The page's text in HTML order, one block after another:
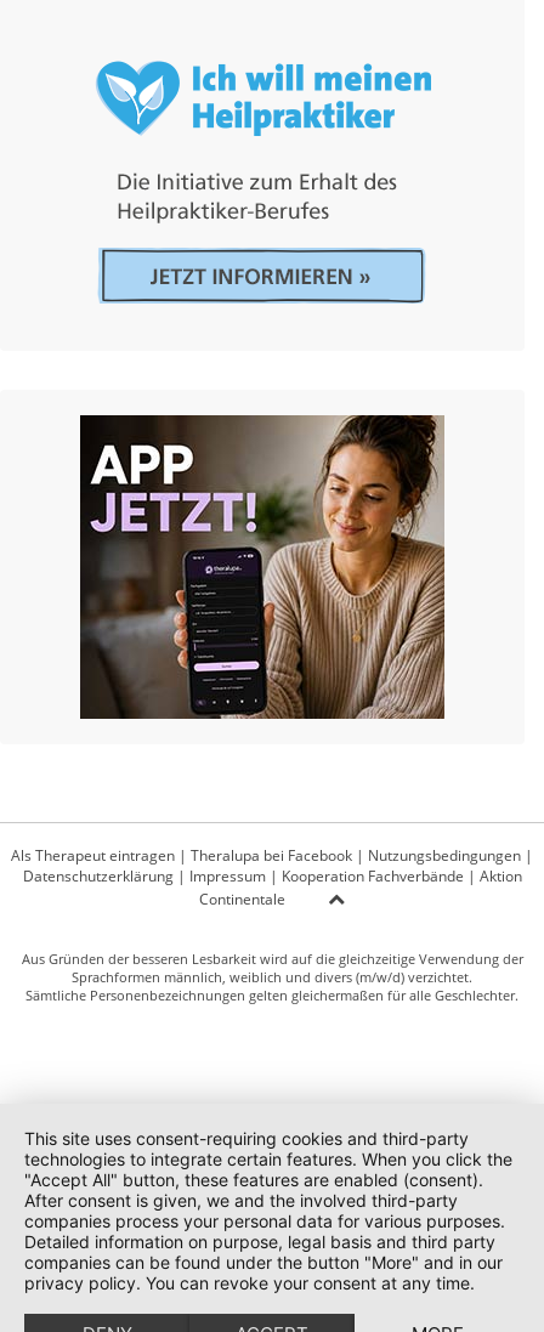
Als Therapeut eintragen | Theralupa bei Facebook | Nutzungsbedingungen |
Datenschutzerklärung| Impressum| Kooperation Fachverbände | Aktion
Continentale
Aus Gründen der besseren Lesbarkeit wird auf die gleichzeitige Verwendung der
Sprachformen männlich, weiblich und divers (m/w/d) verzichtet.
Sämtliche Personenbezeichnungen gelten gleichermaßen für alle Geschlechter.
This site uses consent-requiring cookies and third-party
technologies to integrate certain features. When you click the
"Accept All" button, these features are enabled (consent).
After consent is given, we and the involved third-party
companies process your personal data for various purposes.
Detailed information on purpose, legal basis and third party
companies can be found under the button "More" and in our
privacy policy. You can revoke your consent at any time.